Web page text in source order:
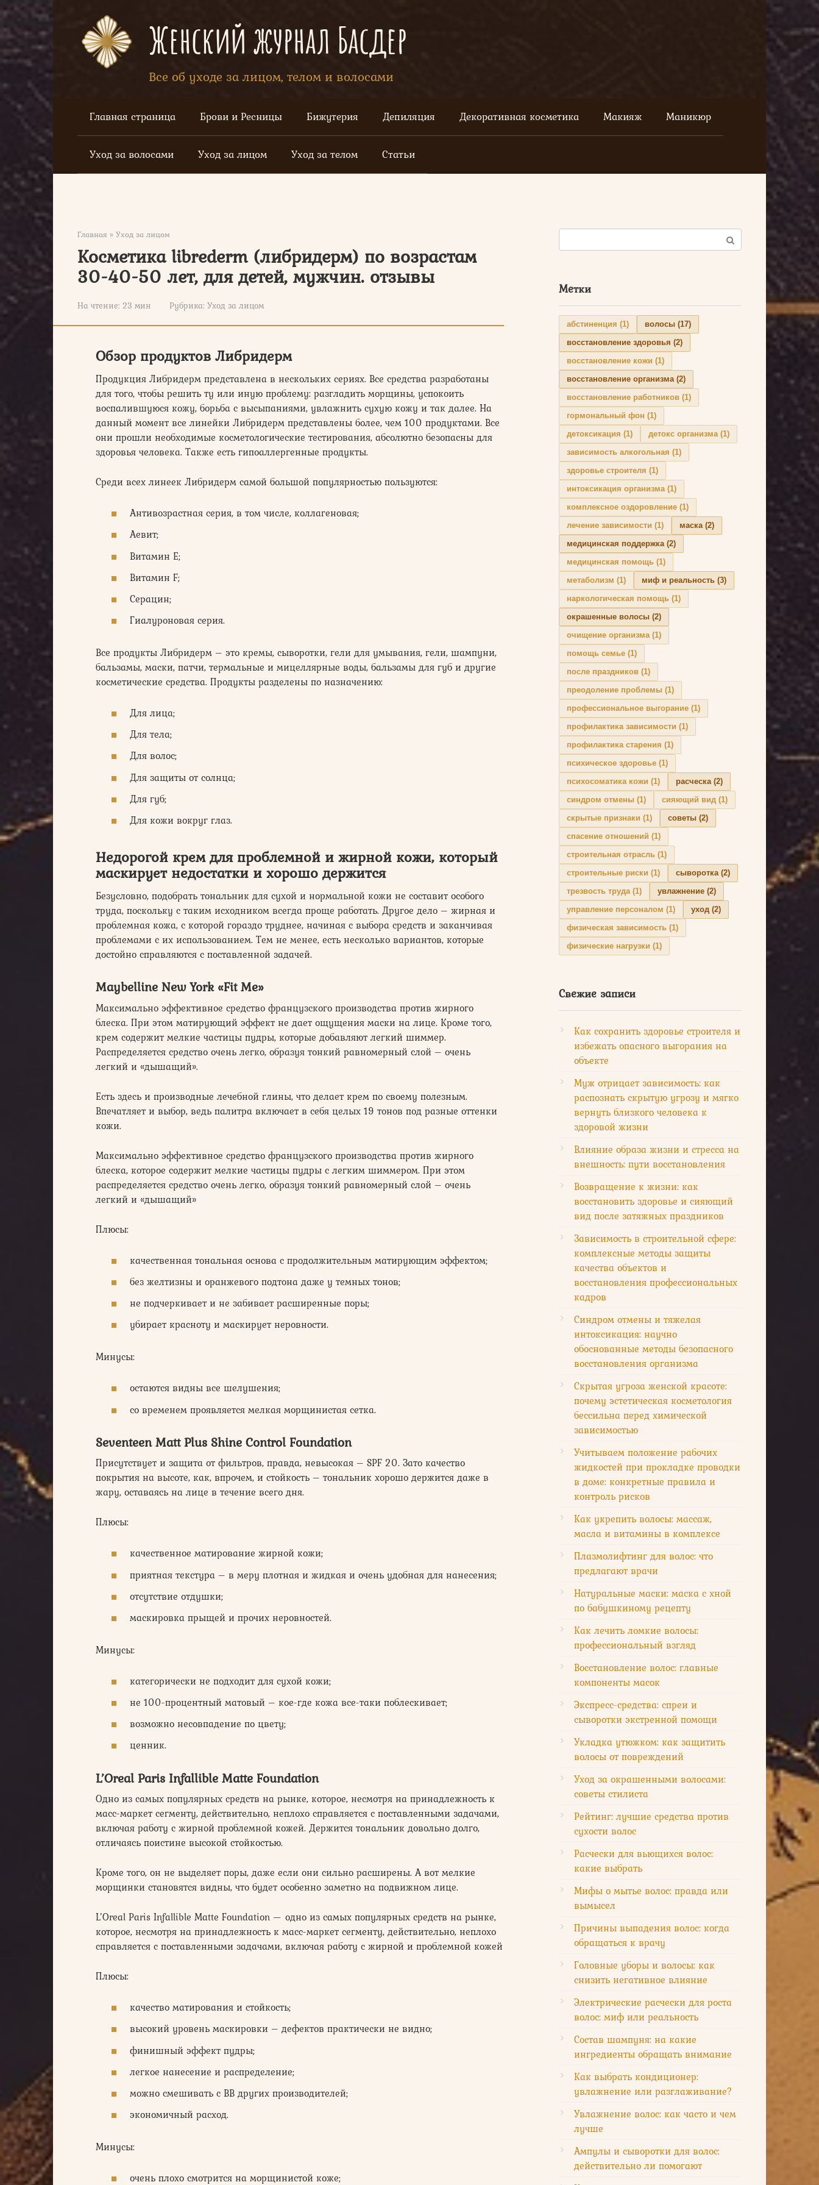
Перейти
к
контенту
Женский журнал Басдер
Все об уходе за лицом, телом и волосами
Главная страница Брови и Ресницы Бижутерия Депиляция Декоративная косметика Макияж Маникюр
Уход за волосами Уход за лицом Уход за телом Статьи
Главная » Уход за лицом
Косметика librederm (либридерм) по возрастам
30-40-50 лет, для детей, мужчин. отзывы
На чтение: 23 мин Рубрика: Уход за лицом
Обзор продуктов Либридерм
Продукция Либридерм представлена в нескольких сериях. Все средства разработаны
для того, чтобы решить ту или иную проблему: разгладить морщины, успокоить
воспалившуюся кожу, борьба с высыпаниями, увлажнить сухую кожу и так далее. На
данный момент все линейки Либридерм представлены более, чем 100 продуктами. Все
они прошли необходимые косметологические тестирования, абсолютно безопасны для
здоровья человека. Также есть гипоаллергенные продукты.
Среди всех линеек Либридерм самой большой популярностью пользуются:
Антивозрастная серия, в том числе, коллагеновая;
Аевит;
Витамин Е;
Витамин F;
Серацин;
Гиалуроновая серия.
Все продукты Либридерм – это кремы, сыворотки, гели для умывания, гели, шампуни,
бальзамы, маски, патчи, термальные и мицеллярные воды, бальзамы для губ и другие
косметические средства. Продукты разделены по назначению:
Для лица;
Для тела;
Для волос;
Для защиты от солнца;
Для губ;
Для кожи вокруг глаз.
Недорогой крем для проблемной и жирной кожи, который
маскирует недостатки и хорошо держится
Безусловно, подобрать тональник для сухой и нормальной кожи не составит особого
труда, поскольку с таким исходником всегда проще работать. Другое дело – жирная и
проблемная кожа, с которой гораздо труднее, начиная с выбора средств и заканчивая
проблемами с их использованием. Тем не менее, есть несколько вариантов, которые
достойно справляются с поставленной задачей.
Maybelline New York «Fit Me»
Максимально эффективное средство французского производства против жирного
блеска. При этом матирующий эффект не дает ощущения маски на лице. Кроме того,
крем содержит мелкие частицы пудры, которые добавляют легкий шиммер.
Распределяется средство очень легко, образуя тонкий равномерный слой – очень
легкий и «дышащий».
Есть здесь и производные лечебной глины, что делает крем по своему полезным.
Впечатляет и выбор, ведь палитра включает в себя целых 19 тонов под разные оттенки
кожи.
Максимально эффективное средство французского производства против жирного
блеска, которое содержит мелкие частицы пудры с легким шиммером. При этом
распределяется средство очень легко, образуя тонкий равномерный слой – очень
легкий и «дышащий»
Плюсы:
качественная тональная основа с продолжительным матирующим эффектом;
без желтизны и оранжевого подтона даже у темных тонов;
не подчеркивает и не забивает расширенные поры;
убирает красноту и маскирует неровности.
Минусы:
остаются видны все шелушения;
со временем проявляется мелкая морщинистая сетка.
Seventeen Matt Plus Shine Control Foundation
Присутствует и защита от фильтров, правда, невысокая – SPF 20. Зато качество
покрытия на высоте, как, впрочем, и стойкость – тональник хорошо держится даже в
жару, оставаясь на лице в течение всего дня.
Плюсы:
качественное матирование жирной кожи;
приятная текстура – в меру плотная и жидкая и очень удобная для нанесения;
отсутствие отдушки;
маскировка прыщей и прочих неровностей.
Минусы:
категорически не подходит для сухой кожи;
не 100-процентный матовый – кое-где кожа все-таки поблескивает;
возможно несовпадение по цвету;
ценник.
L’Oreal Paris Infallible Matte Foundation
Одно из самых популярных средств на рынке, которое, несмотря на принадлежность к
масс-маркет сегменту, действительно, неплохо справляется с поставленными задачами,
включая работу с жирной проблемной кожей. Держится тональник довольно долго,
отличаясь поистине высокой стойкостью.
Кроме того, он не выделяет поры, даже если они сильно расширены. А вот мелкие
морщинки становятся видны, что будет особенно заметно на подвижном лице.
L’Oreal Paris Infallible Matte Foundation — одно из самых популярных средств на рынке,
которое, несмотря на принадлежность к масс-маркет сегменту, действительно, неплохо
справляется с поставленными задачами, включая работу с жирной и проблемной кожей
Плюсы:
качество матирования и стойкость;
высокий уровень маскировки – дефектов практически не видно;
финишный эффект пудры;
легкое нанесение и распределение;
можно смешивать с BB других производителей;
экономичный расход.
Минусы:
очень плохо смотрится на морщинистой коже;
Поиск:
Метки
абстиненция (1) волосы (17)
восстановление здоровья (2)
восстановление кожи (1)
восстановление организма(2)
восстановление работников (1)
гормональный фон (1)
детоксикация (1) детокс организма(1)
зависимость алкогольная (1)
здоровье строителя (1)
интоксикация организма(1)
комплексное оздоровление (1)
лечение зависимости (1) маска(2)
медицинская поддержка(2)
медицинская помощь (1)
метаболизм (1) миф и реальность (3)
наркологическая помощь (1)
окрашенные волосы (2)
очищение организма(1)
помощь семье (1)
после праздников (1)
преодоление проблемы (1)
профессиональное выгорание (1)
профилактика зависимости (1)
профилактика старения (1)
психическое здоровье (1)
психосоматика кожи (1) расческа(2)
синдром отмены (1) сияющий вид (1)
скрытые признаки (1) советы (2)
спасение отношений (1)
строительная отрасль (1)
строительные риски (1) сыворотка(2)
трезвость труда(1) увлажнение (2)
управление персоналом (1) уход (2)
физическая зависимость (1)
физические нагрузки (1)
Свежие записи
Как сохранить здоровье строителя и
избежать опасного выгорания на
объекте
Муж отрицает зависимость: как
распознать скрытую угрозу и мягко
вернуть близкого человека к
здоровой жизни
Влияние образа жизни и стресса на
внешность: пути восстановления
Возвращение к жизни: как
восстановить здоровье и сияющий
вид после затяжных праздников
Зависимость в строительной сфере:
комплексные методы защиты
качества объектов и
восстановления профессиональных
кадров
Синдром отмены и тяжелая
интоксикация: научно
обоснованные методы безопасного
восстановления организма
Скрытая угроза женской красоте:
почему эстетическая косметология
бессильна перед химической
зависимостью
Учитываем положение рабочих
жидкостей при прокладке проводки
в доме: конкретные правила и
контроль рисков
Как укрепить волосы: массаж,
масла и витамины в комплексе
Плазмолифтинг для волос: что
предлагают врачи
Натуральные маски: маска с хной
по бабушкиному рецепту
Как лечить ломкие волосы:
профессиональный взгляд
Восстановление волос: главные
компоненты масок
Экспресс-средства: спреи и
сыворотки экстренной помощи
Укладка утюжком: как защитить
волосы от повреждений
Уход за окрашенными волосами:
советы стилиста
Рейтинг: лучшие средства против
сухости волос
Расчески для вьющихся волос:
какие выбрать
Мифы о мытье волос: правда или
вымысел
Причины выпадения волос: когда
обращаться к врачу
Головные уборы и волосы: как
снизить негативное влияние
Электрические расчески для роста
волос: миф или реальность
Состав шампуня: на какие
ингредиенты обращать внимание
Как выбрать кондиционер:
увлажнение или разглаживание?
Увлажнение волос: как часто и чем
лучше
Ампулы и сыворотки для волос:
действительно ли помогают